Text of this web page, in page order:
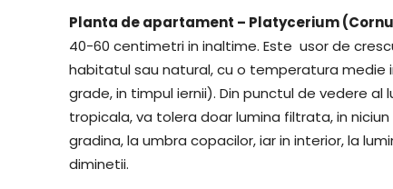
Planta de apartament – Platycerium
40-60 centimetri in inaltime. Este usor de
habitatul sau natural, cu o temperatura medie
grade, in timpul iernii). Din punctul de vedere
tropicala, va tolera doar lumina filtrata, in
gradina, la umbra copacilor, iar in interior, la
diminetii.